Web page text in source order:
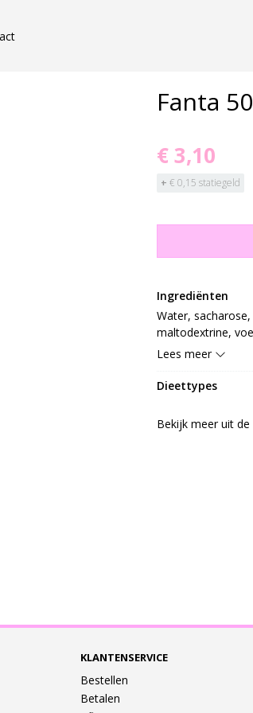
Fanta
€ 3,10
+ € 0,15 statiegeld
Ingrediënten
Water,
maltodextrine,
aroma,
Lees meer
Dieettypes
Bekijk meer uit
KLANTENSERVICE
Bestellen
Betalen